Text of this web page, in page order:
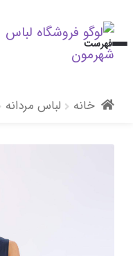
پرش
به
پرش
به
فهرست
خانه لباس مردانه